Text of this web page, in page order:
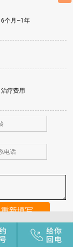
6个月~1年
治疗费用
持手机畅通，注